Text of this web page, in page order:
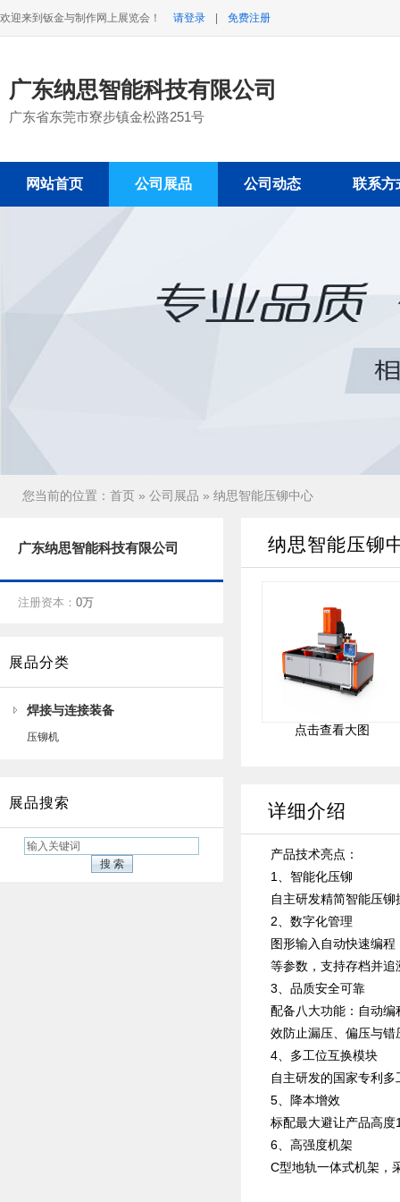
欢迎来到钣金与制作网上展览会！ 请登录 免费注册
广东纳思智能科技有限公司
广东省东莞市寮步镇金松路251号
网站首页 公司展品 公司动态 联系方
您当前的位置： 首页 » 公司展品 » 纳思智能压铆中心
广东纳思智能科技有限公司
注册资本： 0万
展品分类
焊接与连接装备
压铆机
展品搜索
纳思智能压铆
点击查看大图
详细介绍
产品技术亮点：
1、智能化压铆
自主研发精简智能压
2、数字化管理
图形输入自动快速编
等参数，支持存档并追
3、品质安全可靠
配备八大功能：自动
效防止漏压、偏压与错
4、多工位互换模块
自主研发的国家专利
5、降本增效
标配最大避让产品高
6、高强度机架
C型地轨一体式机架，